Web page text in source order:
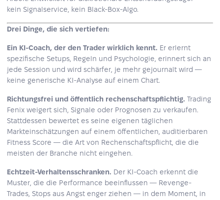
kein Signalservice, kein Black-Box-Algo.
Drei Dinge, die sich vertiefen:
Ein KI-Coach, der den Trader wirklich kennt. Er erlernt
spezifische Setups, Regeln und Psychologie, erinnert sich an
jede Session und wird schärfer, je mehr gejournalt wird —
keine generische KI-Analyse auf einem Chart.
Richtungsfrei und öffentlich rechenschaftspflichtig. Trading
Fenix weigert sich, Signale oder Prognosen zu verkaufen.
Stattdessen bewertet es seine eigenen täglichen
Markteinschätzungen auf einem öffentlichen, auditierbaren
Fitness Score — die Art von Rechenschaftspflicht, die die
meisten der Branche nicht eingehen.
Echtzeit-Verhaltensschranken. Der KI-Coach erkennt die
Muster, die die Performance beeinflussen — Revenge-
Trades, Stops aus Angst enger ziehen — in dem Moment, in